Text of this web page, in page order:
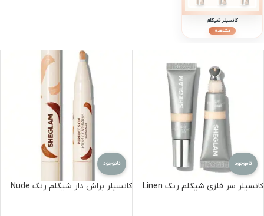
کانسیلر شیگلم
مشاهده
ناموجود
کانسیلر سر فلزی شیگلم رنگ Linen
ناموجود
کانسیلر براش دار شیگلم رنگ Nude